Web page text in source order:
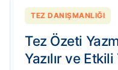
TEZ DANIŞMANLIĞI
Tez Özeti
Yazılır ve